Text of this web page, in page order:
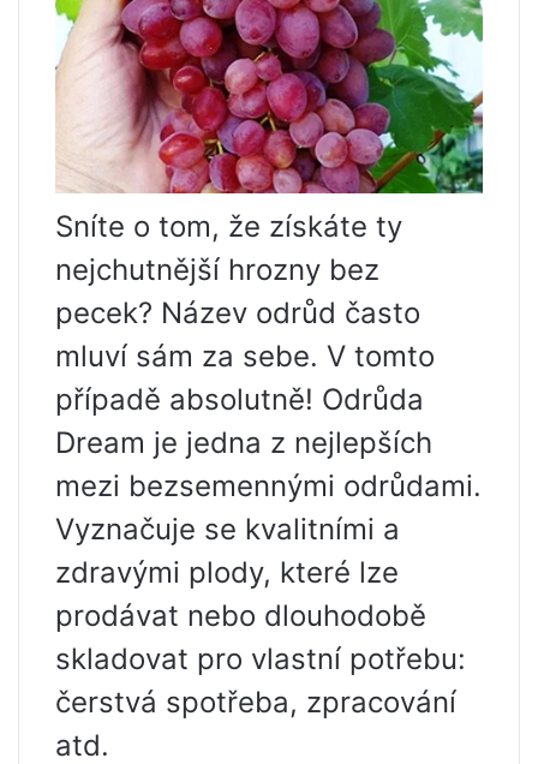
Sníte o tom, že získáte ty
nejchutnější hrozny bez
pecek? Název odrůd často
mluví sám za sebe. V tomto
případě absolutně! Odrůda
Dream je jedna z nejlepších
mezi bezsemennými odrůdami.
Vyznačuje se kvalitními a
zdravými plody, které lze
prodávat nebo dlouhodobě
skladovat pro vlastní potřebu:
čerstvá spotřeba, zpracování
atd.